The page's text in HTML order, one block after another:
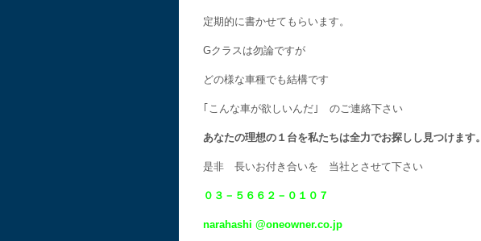
定期的に書かせてもらいます。
Gクラスは勿論ですが
どの様な車種でも結構です
｢こんな車が欲しいんだ｣ のご連絡下さい
あなたの理想の１台を私たちは全力でお探しし見つけます。
是非 長いお付き合いを 当社とさせて下さい
０３－５６６２－０１０７
narahashi @oneowner.co.jp